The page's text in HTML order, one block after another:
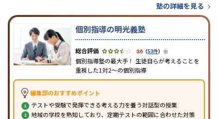
塾の詳細を見る
個別指導の明光義塾
3.6（53件） ※
個別指導塾の最大手！ 生徒自らが考えることを
重視した1対2〜の個別指導
編集部のおすすめポイント
テストや受験で発揮できる考える力を養う対話型の授業
地域の学校を熟知しており、定期テストの範囲に合わせた対策